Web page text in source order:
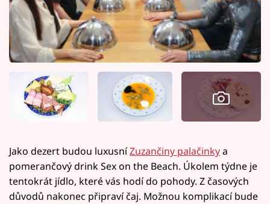
Jako dezert budou luxusníZuzančiny palačinkya
pomerančový drink Sex on the Beach. Úkolem týdne je
tentokrát jídlo, které vás hodí do pohody. Z časových
důvodů nakonec připraví čaj. Možnou komplikací bude